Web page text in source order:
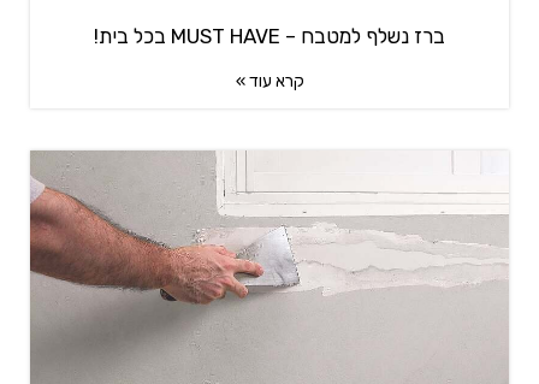
ברז נשלף למטבח – MUST HAVE בכל בית!
קרא עוד »